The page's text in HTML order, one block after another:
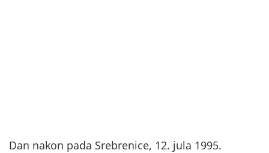
Dan nakon pada Srebrenice, 12. jula 1995.